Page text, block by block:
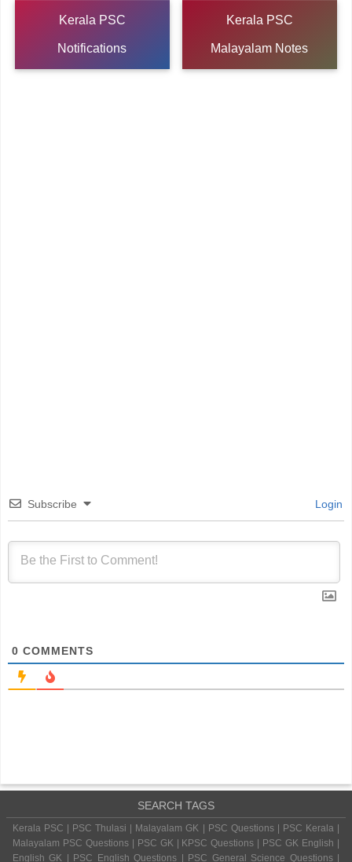
Kerala PSC
Notifications
Kerala PSC
Malayalam Notes
Subscribe Login
0 COMMENTS
SEARCH TAGS
Kerala PSC | PSC Thulasi | Malayalam GK | PSC Questions | PSC Kerala |
Malayalam PSC Questions | PSC GK | KPSC Questions | PSC GK English |
English GK | PSC English Questions | PSC General Science Questions |